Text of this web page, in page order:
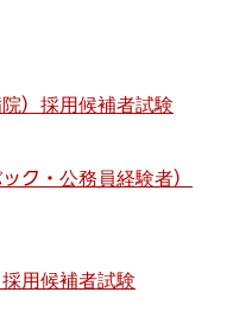
）採用候補者試験
ク・公務員経験者）
用候補者試験